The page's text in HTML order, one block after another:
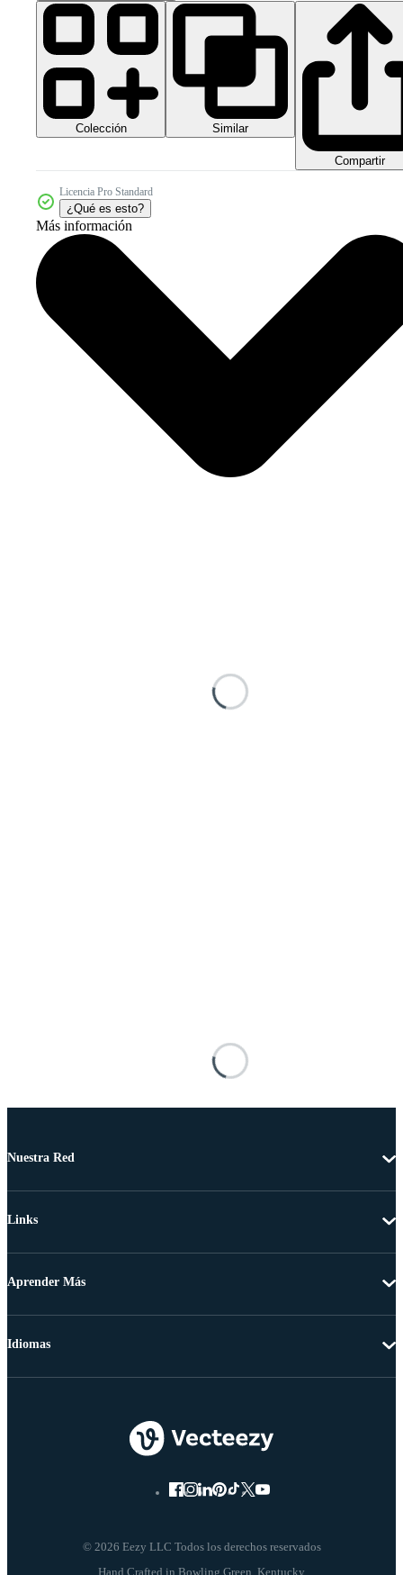
Colección Similar
Compartir
Licencia Pro Standard
¿Qué es esto?
Más información
Nuestra Red
Links
Aprender Más
© 2026 Eezy LLC Todos los derechos reservados
Idiomas